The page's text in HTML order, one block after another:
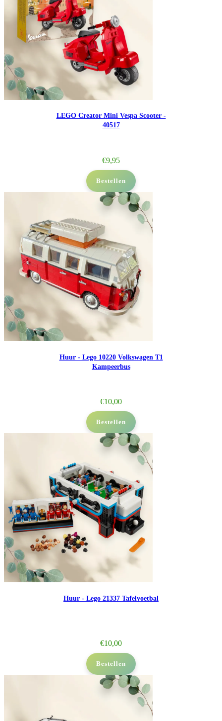
LEGO Creator Mini Vespa Scooter -
40517
€9,95
Bestellen
Huur - Lego 10220 Volkswagen T1
Kampeerbus
€10,00
Bestellen
Huur - Lego 21337 Tafelvoetbal
€10,00
Bestellen